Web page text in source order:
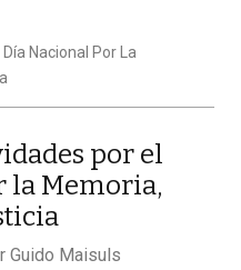
Nacional Por La
por el
la Memoria,
Guido Maisuls